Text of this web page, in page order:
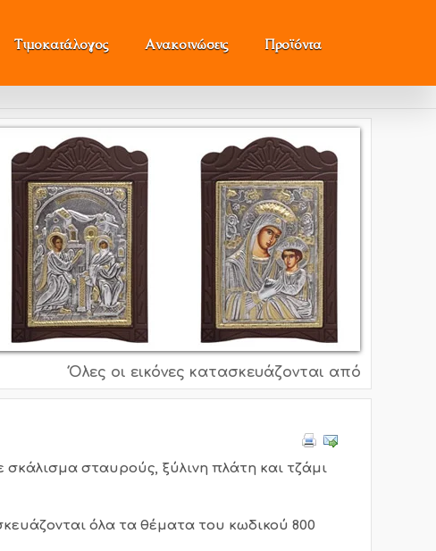
Τιμοκατάλογος Ανακοινώσεις Προϊόντα
Όλες οι εικόνες κατασκευάζονται από ασήμι
σκάλισμα σταυρούς, ξύλινη πλάτη και τζάμι
όλα τα θέματα του κωδικού 800